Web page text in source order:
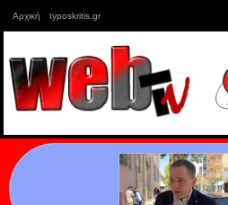
Αρχική typoskritis.gr